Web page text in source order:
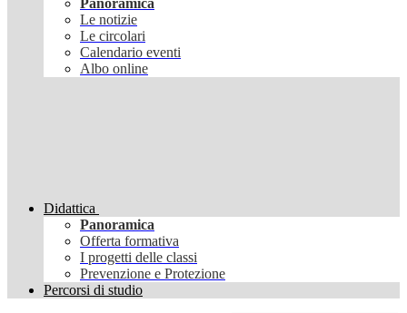
Panoramica
Le notizie
Le circolari
Calendario eventi
Albo online
Didattica
Panoramica
Offerta formativa
I progetti delle classi
Prevenzione e Protezione
Percorsi di studio